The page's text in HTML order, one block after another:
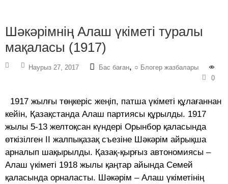
Шәкәрімнің Алаш үкіметі туралы
мақаласы (1917)
Наурыз 27, 2017 Бас баған, ○ Блогер жазбалары
0
1917 жылғы төңкеріс жеңіп, патша үкіметі құлағаннан
кейін, Қазақстанда Алаш партиясы құрылды. 1917
жылы 5-13 желтоқсан күндері Орынбор қаласында
өткізілген II жалпықазақ съезіне Шәкәрім айрықша
арналып шақырылды. Қазақ-қырғыз автономиясы –
Алаш үкіметі 1918 жылы қаңтар айында Семей
қаласында орналасты. Шәкәрім – Алаш үкіметінің